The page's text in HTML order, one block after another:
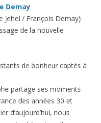
Demay
Jehel / François Demay)
de la nouvelle
de bonheur captés à
partage ses moments
des années 30 et
d’aujourd’hui, nous